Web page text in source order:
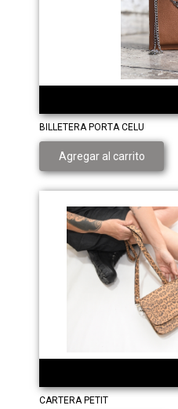
BILLETERA PORTA CELU
Agregar al carrito
CARTERA PETIT